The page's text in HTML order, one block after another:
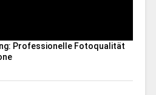
Professionelle Fotoqualität